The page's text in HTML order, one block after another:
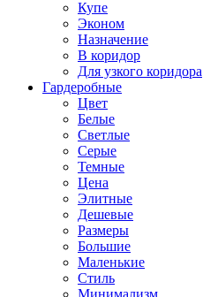
Купе
Эконом
Назначение
В коридор
Для узкого коридора
Гардеробные
Цвет
Белые
Светлые
Серые
Темные
Цена
Элитные
Дешевые
Размеры
Большие
Маленькие
Стиль
Минимализм